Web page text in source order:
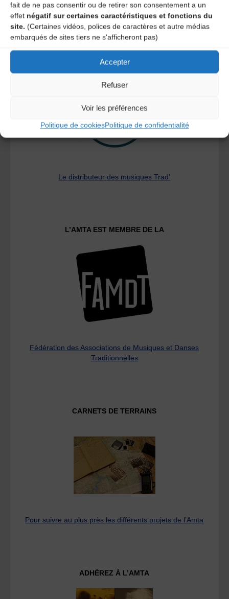
fait de ne pas consentir ou de retirer son consentement a un
effet négatif sur certaines caractéristiques et fonctions du
site. (Certaines vidéos, polices de caractères et autre médias
embarqués de sites tiers ne s'afficheront pas)
Accepter
Refuser
Voir les préférences
Politique de cookiesPolitique de confidentialité
A DECOUVRIR :
Le distributeur des musiques Trad'
L’AMTA EST MEMBRE DE LA
Fédération des Associations de Musiques et Danses
Traditionnelles
CARNETS DE TERRAINS
Pour suivre au plus près les différents projets de l’Amta
ADHÉREZ À L’AMTA